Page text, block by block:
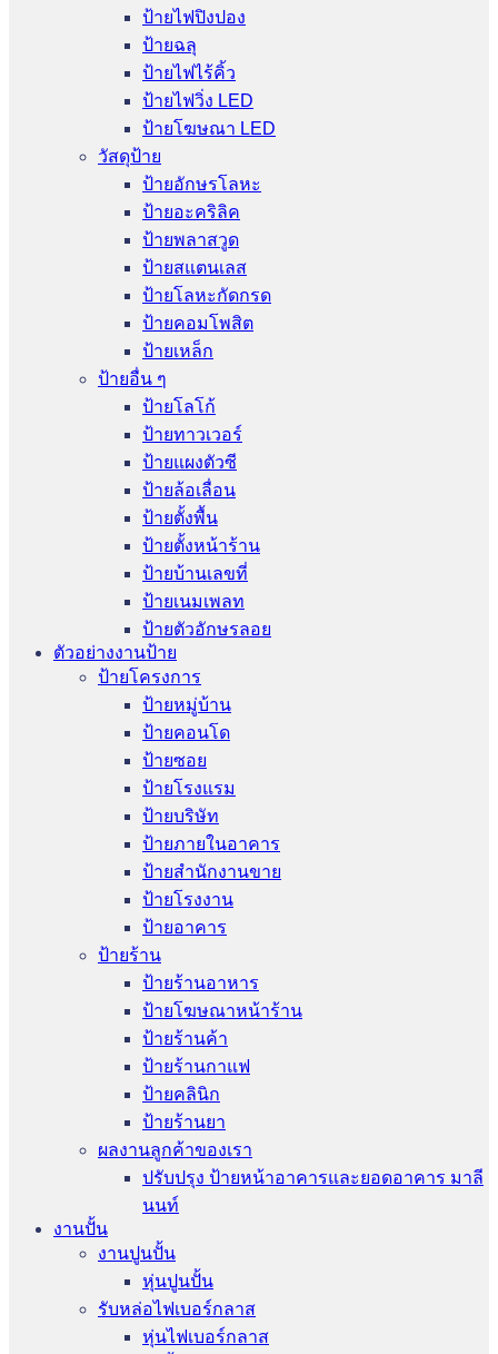
ป้ายไฟปิงปอง
ป้ายฉลุ
ป้ายไฟไร้คิ้ว
ป้ายไฟวิ่ง LED
ป้ายโฆษณา LED
วัสดุป้าย
ป้ายอักษรโลหะ
ป้ายอะคริลิค
ป้ายพลาสวูด
ป้ายสแตนเลส
ป้ายโลหะกัดกรด
ป้ายคอมโพสิต
ป้ายเหล็ก
ป้ายอื่น ๆ
ป้ายโลโก้
ป้ายทาวเวอร์
ป้ายแผงตัวซี
ป้ายล้อเลื่อน
ป้ายตั้งพื้น
ป้ายตั้งหน้าร้าน
ป้ายบ้านเลขที่
ป้ายเนมเพลท
ป้ายตัวอักษรลอย
ตัวอย่างงานป้าย
ป้ายโครงการ
ป้ายหมู่บ้าน
ป้ายคอนโด
ป้ายซอย
ป้ายโรงแรม
ป้ายบริษัท
ป้ายภายในอาคาร
ป้ายสำนักงานขาย
ป้ายโรงงาน
ป้ายอาคาร
ป้ายร้าน
ป้ายร้านอาหาร
ป้ายโฆษณาหน้าร้าน
ป้ายร้านค้า
ป้ายร้านกาแฟ
ป้ายคลินิก
ป้ายร้านยา
ผลงานลูกค้าของเรา
ปรับปรุง ป้ายหน้าอาคารและยอดอาคาร มาลี
นนท์
งานปั้น
งานปูนปั้น
หุ่นปูนปั้น
รับหล่อไฟเบอร์กลาส
หุ่นไฟเบอร์กลาส